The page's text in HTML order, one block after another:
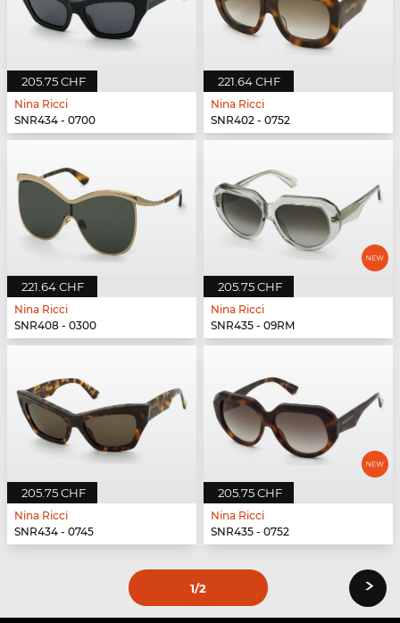
205.75 CHF
Nina Ricci
SNR434 - 0700
221.64 CHF
Nina Ricci
SNR402 - 0752
221.64 CHF
Nina Ricci
SNR408 - 0300
205.75 CHF
Nina Ricci
SNR435 - 09RM
205.75 CHF
Nina Ricci
SNR434 - 0745
205.75 CHF
Nina Ricci
SNR435 - 0752
1/2 ›